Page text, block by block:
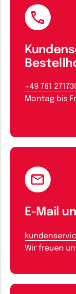
+49 761
Montag bis
E-Mail
Wir freuen